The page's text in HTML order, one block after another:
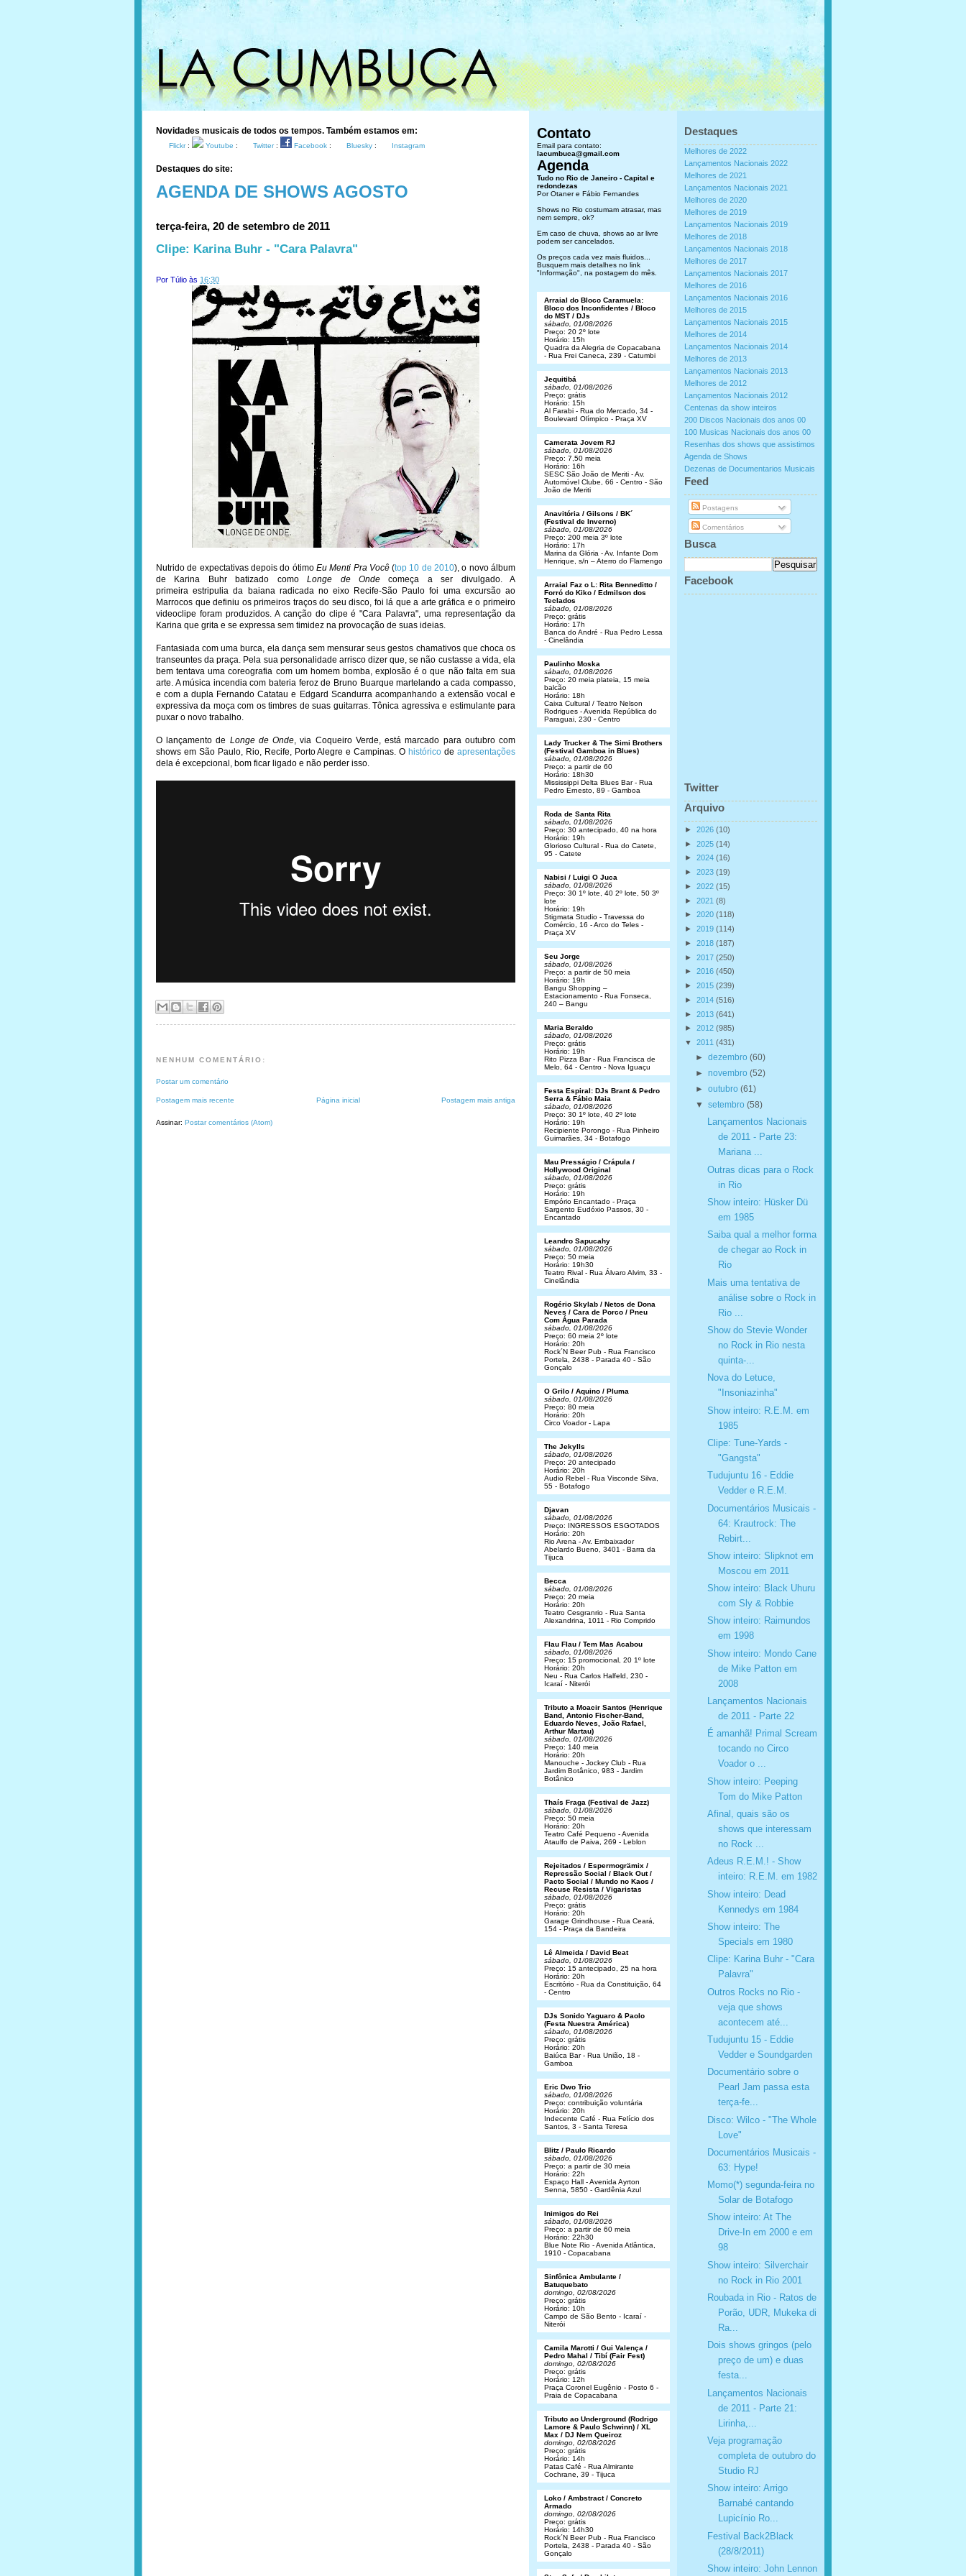
Novidades musicais de todos os tempos. Também estamos em:
Flickr: Youtube : Twitter: Facebook : Bluesky : Instagram
Destaques do site:
AGENDA DE SHOWS AGOSTO
terça-feira, 20 de setembro de 2011
Clipe: Karina Buhr - "Cara Palavra"
Por Túlio às 16:30
Nutrido de expectativas depois do ótimo Eu Menti Pra Você(top 10 de 2010), o novo álbum
de Karina Buhr batizado comoLonge de Ondecomeça a ser divulgado. A
primeira estripulia da baiana radicada no eixo Recife-São Paulo foi uma excursão ao
Marrocos que definiu os primeiros traços do seu disco, foi lá que a arte gráfica e o primeiro
videoclipe foram produzidos. A canção do clipe é "Cara Palavra", uma representação da
Karina que grita e se expressa sem timidez na provocação de suas ideias.
Fantasiada com uma burca, ela dança sem mensurar seus gestos chamativos que choca os
transeuntes da praça. Pela sua personalidade arrisco dizer que, se não custasse a vida, ela
bem tentava uma coreografia com um homem bomba, explosão é o que não falta em sua
arte. A música incendia com bateria feroz de Bruno Buarque martelando a cada compasso,
e com a dupla Fernando Catatau e Edgard Scandurra acompanhando a extensão vocal e
expressiva da moça com os timbres de suas guitarras. Tônica agressiva e estimulante para
puxar o novo trabalho.
O lançamento de Longe de Onde, via Coqueiro Verde, está marcado para outubro com
shows em São Paulo, Rio, Recife, Porto Alegre e Campinas. O histórico deapresentações
dela é excepcional, bom ficar ligado e não perder isso.
NENHUM COMENTÁRIO:
Postar um comentário
Postagem mais recente Postagem mais antiga
Página inicial
Assinar: Postar comentários (Atom)
Destaques
Melhores de 2022
Lançamentos Nacionais 2022
Melhores de 2021
Lançamentos Nacionais 2021
Melhores de 2020
Melhores de 2019
Lançamentos Nacionais 2019
Melhores de 2018
Lançamentos Nacionais 2018
Melhores de 2017
Lançamentos Nacionais 2017
Melhores de 2016
Lançamentos Nacionais 2016
Melhores de 2015
Lançamentos Nacionais 2015
Melhores de 2014
Lançamentos Nacionais 2014
Melhores de 2013
Lançamentos Nacionais 2013
Melhores de 2012
Lançamentos Nacionais 2012
Centenas da show inteiros
200 Discos Nacionais dos anos 00
100 Musicas Nacionais dos anos 00
Resenhas dos shows que assistimos
Agenda de Shows
Dezenas de Documentarios Musicais
Feed
Postagens
Comentários
Busca
Facebook
Twitter
Arquivo
► 2026 (10)
► 2025 (14)
► 2024 (16)
► 2023 (19)
► 2022 (15)
► 2021 (8)
► 2020 (118)
► 2019 (114)
► 2018 (187)
► 2017 (250)
► 2016 (450)
► 2015 (239)
► 2014 (516)
► 2013 (641)
► 2012 (985)
▼ 2011 (431)
► dezembro (60)
► novembro (52)
► outubro (61)
▼ setembro (58)
Lançamentos Nacionais
de 2011 - Parte 23:
Mariana ...
Outras dicas para o Rock
in Rio
Show inteiro: Hüsker Dü
em 1985
Saiba qual a melhor forma
de chegar ao Rock in
Rio
Mais uma tentativa de
análise sobre o Rock in
Rio ...
Show do Stevie Wonder
no Rock in Rio nesta
quinta-...
Nova do Letuce,
"Insoniazinha"
Show inteiro: R.E.M. em
1985
Clipe: Tune-Yards -
"Gangsta"
Tudujuntu 16 - Eddie
Vedder e R.E.M.
Documentários Musicais -
64: Krautrock: The
Rebirt...
Show inteiro: Slipknot em
Moscou em 2011
Show inteiro: Black Uhuru
com Sly & Robbie
Show inteiro: Raimundos
em 1998
Show inteiro: Mondo Cane
de Mike Patton em
2008
Lançamentos Nacionais
de 2011 - Parte 22
É amanhã! Primal Scream
tocando no Circo
Voador o ...
Show inteiro: Peeping
Tom do Mike Patton
Afinal, quais são os
shows que interessam
no Rock ...
Adeus R.E.M.! - Show
inteiro: R.E.M. em 1982
Show inteiro: Dead
Kennedys em 1984
Show inteiro: The
Specials em 1980
Clipe: Karina Buhr - "Cara
Palavra"
Outros Rocks no Rio -
veja que shows
acontecem até...
Tudujuntu 15 - Eddie
Vedder e Soundgarden
Documentário sobre o
Pearl Jam passa esta
terça-fe...
Disco: Wilco - "The Whole
Love"
Documentários Musicais -
63: Hype!
Momo(*) segunda-feira no
Solar de Botafogo
Show inteiro: At The
Drive-In em 2000 e em
98
Show inteiro: Silverchair
no Rock in Rio 2001
Roubada in Rio - Ratos de
Porão, UDR, Mukeka di
Ra...
Dois shows gringos (pelo
preço de um) e duas
festa...
Lançamentos Nacionais
de 2011 - Parte 21:
Lirinha,...
Veja programação
completa de outubro do
Studio RJ
Show inteiro: Arrigo
Barnabé cantando
Lupicínio Ro...
Festival Back2Black
(28/8/2011)
Show inteiro: John Lennon
Contato
Email para contato:
lacumbuca@gmail.com
Agenda
Tudo no Rio de Janeiro - Capital e
redondezas
Por Otaner e Fábio Fernandes
Shows no Rio costumam atrasar, mas
nem sempre, ok?
Em caso de chuva, shows ao ar livre
podem ser cancelados.
Os preços cada vez mais fluidos...
Busquem mais detalhes no link
"Informação", na postagem do mês.
Arraial do Bloco Caramuela:
Bloco dos Inconfidentes / Bloco
do MST / DJs
sábado, 01/08/2026
Preço: 20 2º lote
Horário: 15h
Quadra da Alegria de Copacabana
- Rua Frei Caneca, 239 - Catumbi
Jequitibá
sábado, 01/08/2026
Preço: grátis
Horário: 15h
Al Farabi - Rua do Mercado, 34 -
Boulevard Olímpico - Praça XV
Camerata Jovem RJ
sábado, 01/08/2026
Preço: 7,50 meia
Horário: 16h
SESC São João de Meriti - Av.
Automóvel Clube, 66 - Centro - São
João de Meriti
Anavitória / Gilsons / BK´
(Festival de Inverno)
sábado, 01/08/2026
Preço: 200 meia 3º lote
Horário: 17h
Marina da Glória - Av. Infante Dom
Henrique, s/n – Aterro do Flamengo
Arraial Faz o L: Rita Benneditto /
Forró do Kiko / Edmilson dos
Teclados
sábado, 01/08/2026
Preço: grátis
Horário: 17h
Banca do André - Rua Pedro Lessa
- Cinelândia
Paulinho Moska
sábado, 01/08/2026
Preço: 20 meia plateia, 15 meia
balcão
Horário: 18h
Caixa Cultural / Teatro Nelson
Rodrigues - Avenida República do
Paraguai, 230 - Centro
Lady Trucker & The Simi Brothers
(Festival Gamboa in Blues)
sábado, 01/08/2026
Preço: a partir de 60
Horário: 18h30
Mississippi Delta Blues Bar - Rua
Pedro Ernesto, 89 - Gamboa
Roda de Santa Rita
sábado, 01/08/2026
Preço: 30 antecipado, 40 na hora
Horário: 19h
Glorioso Cultural - Rua do Catete,
95 - Catete
Nabisi / Luigi O Juca
sábado, 01/08/2026
Preço: 30 1º lote, 40 2º lote, 50 3º
lote
Horário: 19h
Stigmata Studio - Travessa do
Comércio, 16 - Arco do Teles -
Praça XV
Seu Jorge
sábado, 01/08/2026
Preço: a partir de 50 meia
Horário: 19h
Bangu Shopping –
Estacionamento - Rua Fonseca,
240 – Bangu
Maria Beraldo
sábado, 01/08/2026
Preço: grátis
Horário: 19h
Rito Pizza Bar - Rua Francisca de
Melo, 64 - Centro - Nova Iguaçu
Festa Espiral: DJs Brant & Pedro
Serra & Fábio Maia
sábado, 01/08/2026
Preço: 30 1º lote, 40 2º lote
Horário: 19h
Recipiente Porongo - Rua Pinheiro
Guimarães, 34 - Botafogo
Mau Presságio / Crápula /
Hollywood Original
sábado, 01/08/2026
Preço: grátis
Horário: 19h
Empório Encantado - Praça
Sargento Eudóxio Passos, 30 -
Encantado
Leandro Sapucahy
sábado, 01/08/2026
Preço: 50 meia
Horário: 19h30
Teatro Rival - Rua Álvaro Alvim, 33 -
Cinelândia
Rogério Skylab / Netos de Dona
Neves / Cara de Porco / Pneu
Com Água Parada
sábado, 01/08/2026
Preço: 60 meia 2º lote
Horário: 20h
Rock´N Beer Pub - Rua Francisco
Portela, 2438 - Parada 40 - São
Gonçalo
O Grilo / Aquino / Pluma
sábado, 01/08/2026
Preço: 80 meia
Horário: 20h
Circo Voador - Lapa
The Jekylls
sábado, 01/08/2026
Preço: 20 antecipado
Horário: 20h
Audio Rebel - Rua Visconde Silva,
55 - Botafogo
Djavan
sábado, 01/08/2026
Preço: INGRESSOS ESGOTADOS
Horário: 20h
Rio Arena - Av. Embaixador
Abelardo Bueno, 3401 - Barra da
Tijuca
Becca
sábado, 01/08/2026
Preço: 20 meia
Horário: 20h
Teatro Cesgranrio - Rua Santa
Alexandrina, 1011 - Rio Comprido
Flau Flau / Tem Mas Acabou
sábado, 01/08/2026
Preço: 15 promocional, 20 1º lote
Horário: 20h
Neu - Rua Carlos Halfeld, 230 -
Icaraí - Niterói
Tributo a Moacir Santos (Henrique
Band, Antonio Fischer-Band,
Eduardo Neves, João Rafael,
Arthur Martau)
sábado, 01/08/2026
Preço: 140 meia
Horário: 20h
Manouche - Jockey Club - Rua
Jardim Botânico, 983 - Jardim
Botânico
Thaís Fraga (Festival de Jazz)
sábado, 01/08/2026
Preço: 50 meia
Horário: 20h
Teatro Café Pequeno - Avenida
Ataulfo de Paiva, 269 - Leblon
Rejeitados / Espermogrämix /
Repressão Social / Black Out /
Pacto Social / Mundo no Kaos /
Recuse Resista / Vigaristas
sábado, 01/08/2026
Preço: grátis
Horário: 20h
Garage Grindhouse - Rua Ceará,
154 - Praça da Bandeira
Lê Almeida / David Beat
sábado, 01/08/2026
Preço: 15 antecipado, 25 na hora
Horário: 20h
Escritório - Rua da Constituição, 64
- Centro
DJs Sonido Yaguaro & Paolo
(Festa Nuestra América)
sábado, 01/08/2026
Preço: grátis
Horário: 20h
Baiúca Bar - Rua União, 18 -
Gamboa
Eric Dwo Trio
sábado, 01/08/2026
Preço: contribuição voluntária
Horário: 20h
Indecente Café - Rua Felício dos
Santos, 3 - Santa Teresa
Blitz / Paulo Ricardo
sábado, 01/08/2026
Preço: a partir de 30 meia
Horário: 22h
Espaço Hall - Avenida Ayrton
Senna, 5850 - Gardênia Azul
Inimigos do Rei
sábado, 01/08/2026
Preço: a partir de 60 meia
Horário: 22h30
Blue Note Rio - Avenida Atlântica,
1910 - Copacabana
Sinfônica Ambulante /
Batuquebato
domingo, 02/08/2026
Preço: grátis
Horário: 10h
Campo de São Bento - Icaraí -
Niterói
Camila Marotti / Gui Valença /
Pedro Mahal / Tibí (Fair Fest)
domingo, 02/08/2026
Preço: grátis
Horário: 12h
Praça Coronel Eugênio - Posto 6 -
Praia de Copacabana
Tributo ao Underground (Rodrigo
Lamore & Paulo Schwinn) / XL
Max / DJ Nem Queiroz
domingo, 02/08/2026
Preço: grátis
Horário: 14h
Patas Café - Rua Almirante
Cochrane, 39 - Tijuca
Loko / Ambstract / Concreto
Armado
domingo, 02/08/2026
Preço: grátis
Horário: 14h30
Rock´N Beer Pub - Rua Francisco
Portela, 2438 - Parada 40 - São
Gonçalo